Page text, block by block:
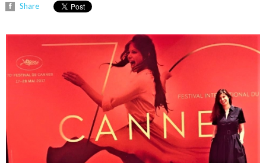
Share